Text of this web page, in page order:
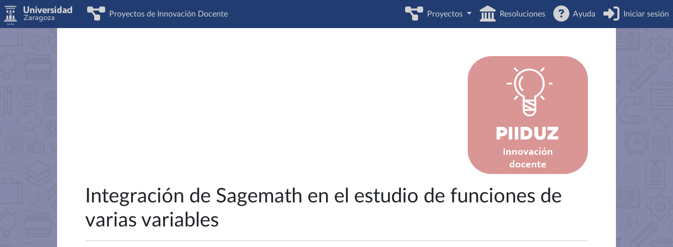
Proyectos de Innovación Docente Proyectos Resoluciones Ayuda Iniciar sesión
Integración de Sagemath en el estudio de funciones de
varias variables